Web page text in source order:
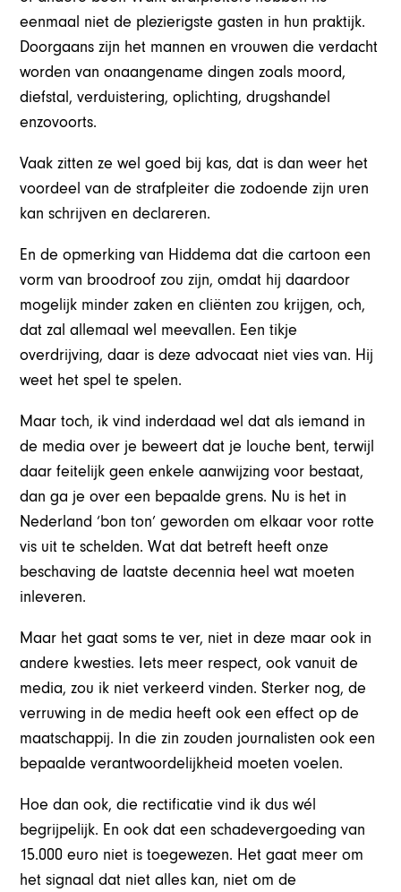
eenmaal niet de plezierigste gasten in hun praktijk.
Doorgaans zijn het mannen en vrouwen die verdacht
worden van onaangename dingen zoals moord,
diefstal, verduistering, oplichting, drugshandel
enzovoorts.
Vaak zitten ze wel goed bij kas, dat is dan weer het
voordeel van de strafpleiter die zodoende zijn uren
kan schrijven en declareren.
En de opmerking van Hiddema dat die cartoon een
vorm van broodroof zou zijn, omdat hij daardoor
mogelijk minder zaken en cliënten zou krijgen, och,
dat zal allemaal wel meevallen. Een tikje
overdrijving, daar is deze advocaat niet vies van. Hij
weet het spel te spelen.
Maar toch, ik vind inderdaad wel dat als iemand in
de media over je beweert dat je louche bent, terwijl
daar feitelijk geen enkele aanwijzing voor bestaat,
dan ga je over een bepaalde grens. Nu is het in
Nederland ‘bon ton’ geworden om elkaar voor rotte
vis uit te schelden. Wat dat betreft heeft onze
beschaving de laatste decennia heel wat moeten
inleveren.
Maar het gaat soms te ver, niet in deze maar ook in
andere kwesties. Iets meer respect, ook vanuit de
media, zou ik niet verkeerd vinden. Sterker nog, de
verruwing in de media heeft ook een effect op de
maatschappij. In die zin zouden journalisten ook een
bepaalde verantwoordelijkheid moeten voelen.
Hoe dan ook, die rectificatie vind ik dus wél
begrijpelijk. En ook dat een schadevergoeding van
15.000 euro niet is toegewezen. Het gaat meer om
het signaal dat niet alles kan, niet om de